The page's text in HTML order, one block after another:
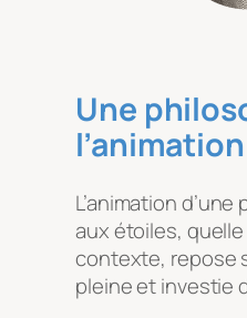
Une
l’animation
L’animation d’une
aux étoiles,
contexte, repose
pleine et investie